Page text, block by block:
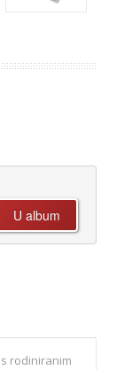
rodiniranim